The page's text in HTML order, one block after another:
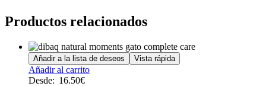
Productos relacionados
Añadir a la lista de deseos Vista rápida
Añadir al carritoEste
Desde: 16.50€